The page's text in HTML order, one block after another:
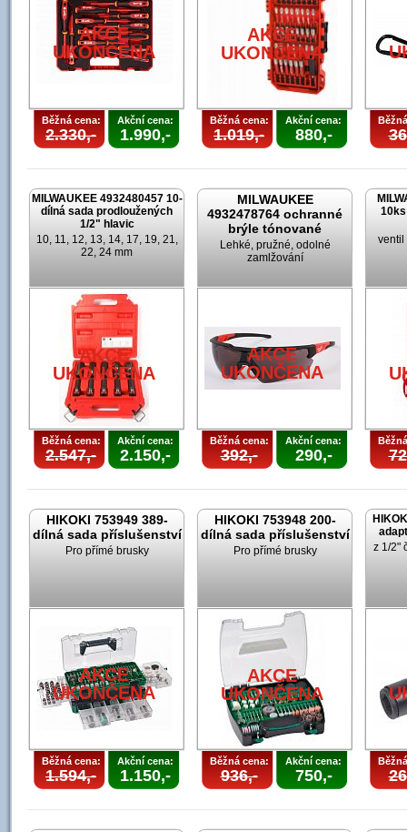
AKCE
UKONČENA
Běžná cena:
2.330,-
Akční cena:
1.990,-
AKCE
UKONČENA
Běžná cena:
1.019,-
Akční cena:
880,-
MILWAUKEE 4932480457 10-
dílná sada prodloužených
1/2" hlavic
10, 11, 12, 13, 14, 17, 19, 21,
22, 24 mm
AKCE
UKONČENA
Běžná cena:
2.547,-
Akční cena:
2.150,-
MILWAUKEE
4932478764 ochranné
brýle tónované
Lehké, pružné, odolné
zamlžování
AKCE
UKONČENA
Běžná cena:
392,-
Akční cena:
290,-
ventil
HIKOKI 753949 389-
dílná sada příslušenství
Pro přímé brusky
AKCE
UKONČENA
Běžná cena:
1.594,-
Akční cena:
1.150,-
HIKOKI 753948 200-
dílná sada příslušenství
Pro přímé brusky
AKCE
UKONČENA
Běžná cena:
936,-
Akční cena:
750,-
z 1/2"